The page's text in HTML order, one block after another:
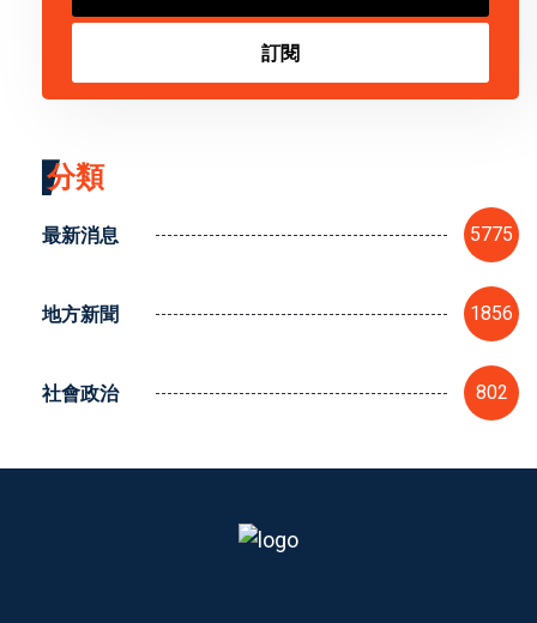
訂閱
分類
最新消息 5775
地方新聞 1856
社會政治 802